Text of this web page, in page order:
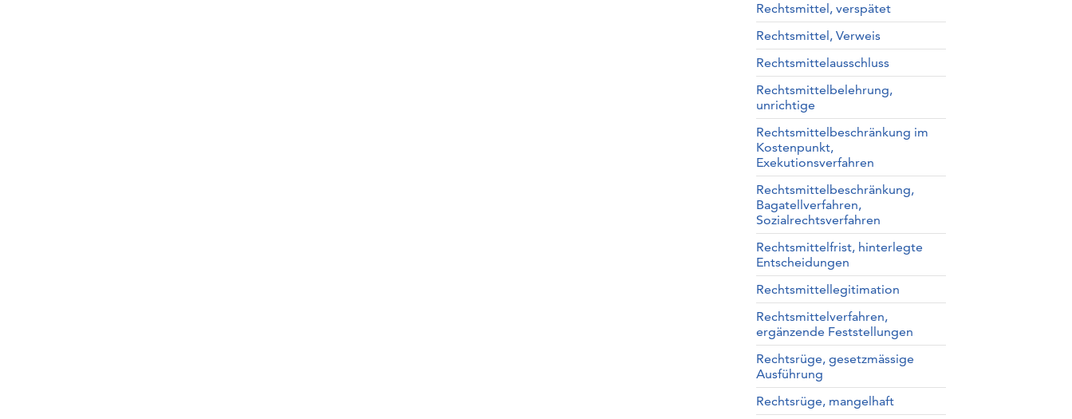
Rechtsmittel, verspätet
Rechtsmittel, Verweis
Rechtsmittelausschluss
Rechtsmittelbelehrung,
unrichtige
Rechtsmittelbeschränkung im
Kostenpunkt,
Exekutionsverfahren
Rechtsmittelbeschränkung,
Bagatellverfahren,
Sozialrechtsverfahren
Rechtsmittelfrist, hinterlegte
Entscheidungen
Rechtsmittellegitimation
Rechtsmittelverfahren,
ergänzende Feststellungen
Rechtsrüge, gesetzmässige
Ausführung
Rechtsrüge, mangelhaft